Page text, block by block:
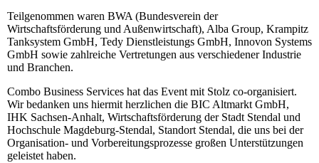
Teilgenommen waren BWA (Bundesverein der
Wirtschaftsförderung und Außenwirtschaft), Alba Group, Krampitz
Tanksystem GmbH, Tedy Dienstleistungs GmbH, Innovon Systems
GmbH sowie zahlreiche Vertretungen aus verschiedener Industrie
und Branchen.
Combo Business Services hat das Event mit Stolz co-organisiert.
Wir bedanken uns hiermit herzlichen die BIC Altmarkt GmbH,
IHK Sachsen-Anhalt, Wirtschaftsförderung der Stadt Stendal und
Hochschule Magdeburg-Stendal, Standort Stendal, die uns bei der
Organisation- und Vorbereitungsprozesse großen Unterstützungen
geleistet haben.